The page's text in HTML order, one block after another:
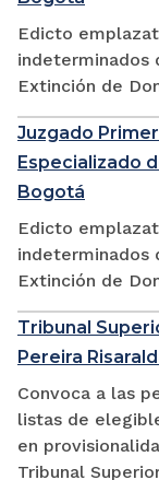
Edicto
indeterminados
Extinción de
Juzgado
Especializado
Bogotá
Edicto
indeterminados
Extinción de
Tribunal
Pereira
Convoca a las
listas de
en
Tribunal